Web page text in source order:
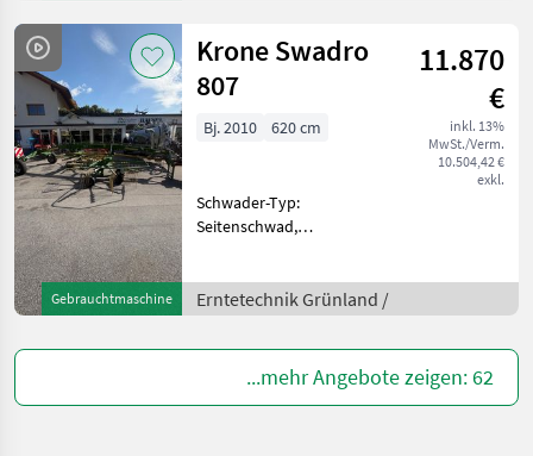
Gebrauchtmaschine
Krone Swadro
807
11.870
€
inkl. 13%
MwSt./Verm.
10.504,42 €
exkl.
Bj. 2010 620 cm
Schwader-Typ:
Seitenschwad,
Schwadtuch Arbeitsbreite 6,
20m vorne 10 hinten 13
Arme Schwadbreite 80-
140cm gelenktes Fa
Erntetechnik Grünland /
...mehr Angebote zeigen: 62